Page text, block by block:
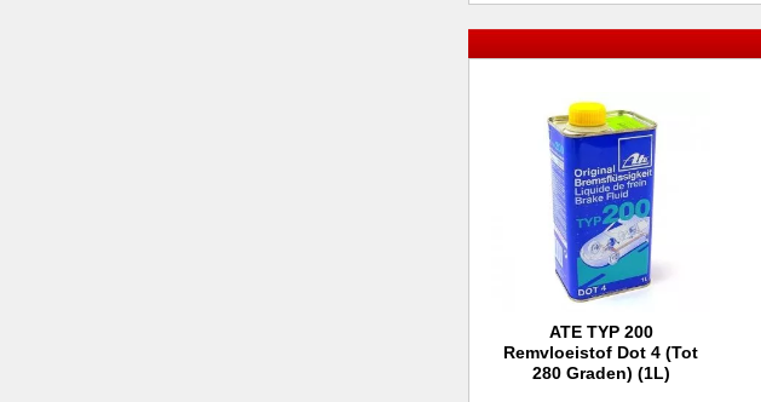
In winkelwagen
ATE TYP 200
Remvloeistof Dot 4 (tot
280 Graden) (1L)